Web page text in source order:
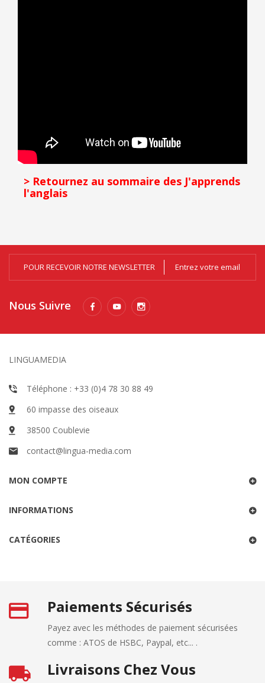
> Retournez au sommaire des J'apprends
l'anglais
POUR RECEVOIR NOTRE NEWSLETTER
Nous Suivre
LINGUAMEDIA
Téléphone : +33 (0)4 78 30 88 49
60 impasse des oiseaux
38500 Coublevie
contact@lingua-media.com
MON COMPTE
INFORMATIONS
CATÉGORIES
Paiements Sécurisés
Payez avec les méthodes de paiement sécurisées
comme : ATOS de HSBC, Paypal, etc... .
Livraisons Chez Vous